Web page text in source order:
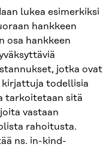
lukea esimerkiksi
hankkeen
osa hankkeen
jotka ovat
kirjattuja todellisia
tarkoitetaan sitä
vastaan
rahoitusta.
ns. in-kind-